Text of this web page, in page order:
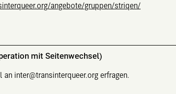
angebote/gruppen/striqen/
mit Seitenwechsel)
inter@transinterqueer.org erfragen.